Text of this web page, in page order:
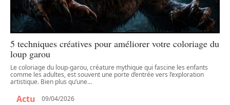
5 techniques créatives pour améliorer votre coloriage du
loup garou
Le coloriage du loup-garou, créature mythique qui fascine les enfants
comme les adultes, est souvent une porte d’entrée vers l’exploration
artistique. Bien plus qu’une…
Actu 09/04/2026